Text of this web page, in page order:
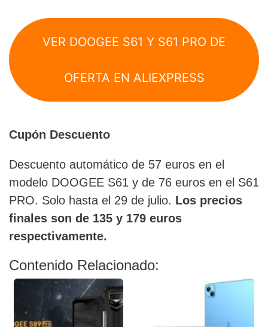
VER DOOGEE S61 Y S61 PRO DE
OFERTA EN ALIEXPRESS
Cupón Descuento
Descuento automático de 57 euros en el
modelo DOOGEE S61 y de 76 euros en el S61
PRO. Solo hasta el 29 de julio. Los precios
finales son de 135 y 179 euros
respectivamente.
Contenido Relacionado: